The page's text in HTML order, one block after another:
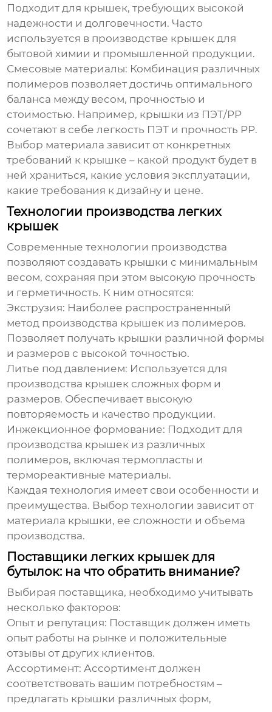
Подходит для крышек, требующих высокой
надежности и долговечности. Часто
используется в производстве крышек для
бытовой химии и промышленной продукции.
Смесовые материалы: Комбинация различных
полимеров позволяет достичь оптимального
баланса между весом, прочностью и
стоимостью. Например, крышки из ПЭТ/PP
сочетают в себе легкость ПЭТ и прочность PP.
Выбор материала зависит от конкретных
требований к крышке – какой продукт будет в
ней храниться, какие условия эксплуатации,
какие требования к дизайну и цене.
Технологии производства легких
крышек
Современные технологии производства
позволяют создавать крышки с минимальным
весом, сохраняя при этом высокую прочность
и герметичность. К ним относятся:
Экструзия: Наиболее распространенный
метод производства крышек из полимеров.
Позволяет получать крышки различной формы
и размеров с высокой точностью.
Литье под давлением: Используется для
производства крышек сложных форм и
размеров. Обеспечивает высокую
повторяемость и качество продукции.
Инжекционное формование: Подходит для
производства крышек из различных
полимеров, включая термопласты и
термореактивные материалы.
Каждая технология имеет свои особенности и
преимущества. Выбор технологии зависит от
материала крышки, ее сложности и объема
производства.
Поставщики легких крышек для
бутылок: на что обратить внимание?
Выбирая поставщика, необходимо учитывать
несколько факторов:
Опыт и репутация: Поставщик должен иметь
опыт работы на рынке и положительные
отзывы от других клиентов.
Ассортимент: Ассортимент должен
соответствовать вашим потребностям –
предлагать крышки различных форм,